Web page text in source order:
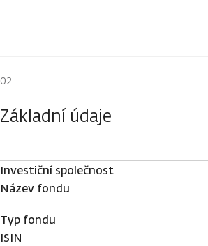
Základní údaje
Investiční společnost
Název fondu
Typ fondu
ISIN